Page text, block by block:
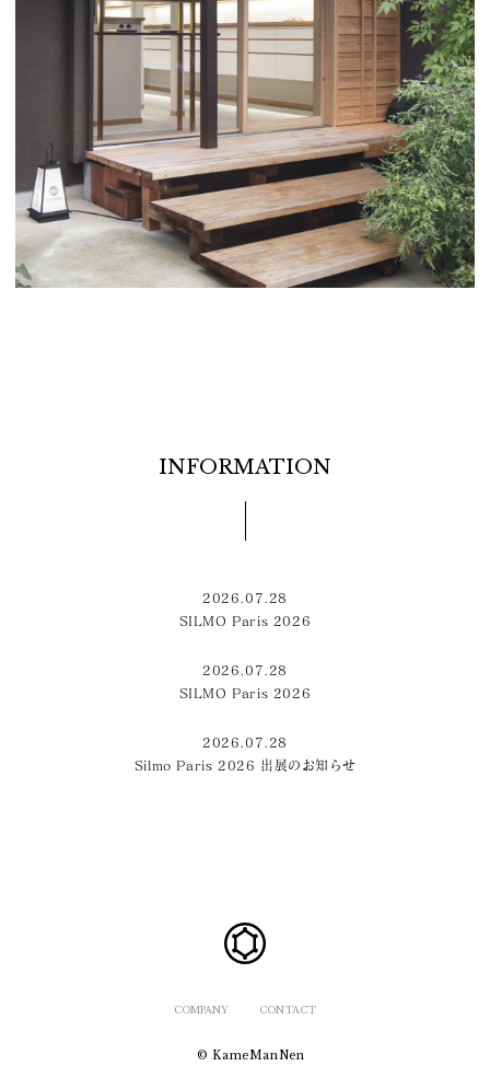
INFORMATION
2026.07.28
SILMO Paris 2026
2026.07.28
SILMO Paris 2026
2026.07.28
Silmo Paris 2026 出展のお知らせ
COMPANY CONTACT
© KameManNen